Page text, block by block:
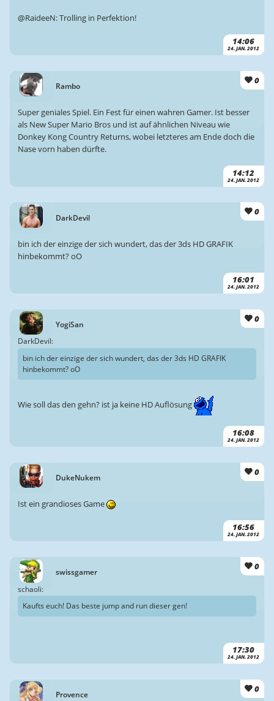
14:06
24. JAN. 2012
@RaideeN: Trolling in Perfektion!
Rambo
0
14:12
24. JAN. 2012
Super geniales Spiel. Ein Fest für einen wahren Gamer. Ist besser
als New Super Mario Bros und ist auf ähnlichen Niveau wie
Donkey Kong Country Returns, wobei letzteres am Ende doch die
Nase vorn haben dürfte.
DarkDevil
0
16:01
24. JAN. 2012
bin ich der einzige der sich wundert, das der 3ds HD GRAFIK
hinbekommt? oO
YogiSan
0
16:08
24. JAN. 2012
DarkDevil:
bin ich der einzige der sich wundert, das der 3ds HD GRAFIK
hinbekommt? oO
Wie soll das den gehn? ist ja keine HD Auflösung
DukeNukem
0
16:56
24. JAN. 2012
Ist ein grandioses Game
swissgamer
0
17:30
24. JAN. 2012
schaoli:
Kaufts euch! Das beste jump and run dieser gen!
Provence
0